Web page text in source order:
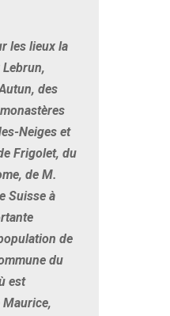
les lieux la
des
Neiges et
Frigolet, du
de M.
Suisse à
de
du
est